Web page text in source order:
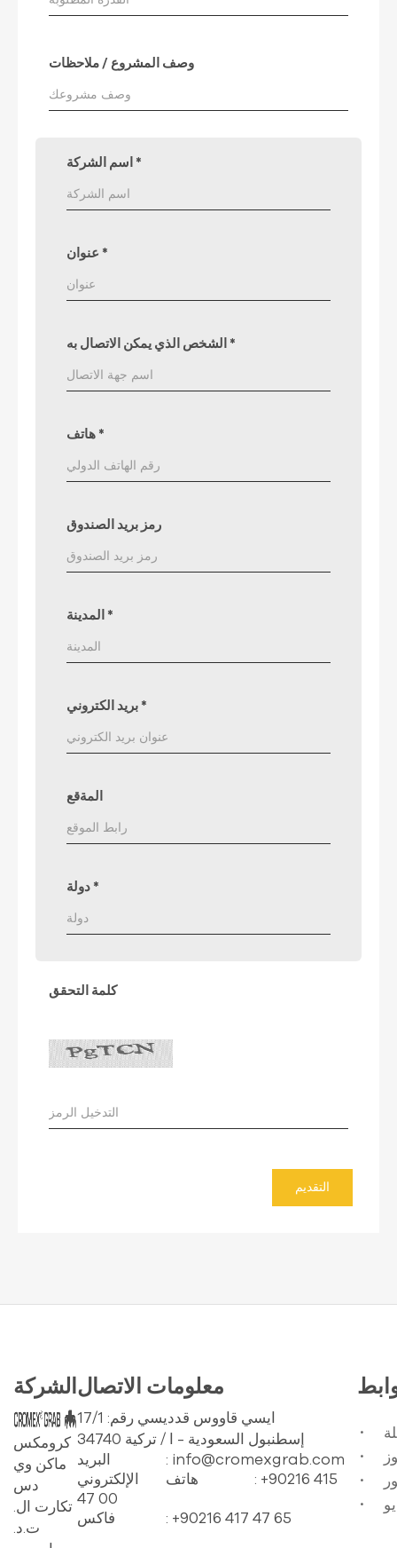
وصف المشروع / ملاحظات
*
*
*
هاتف *
رمز بريد الصندوق
*
بريد الكتروني *
المةقع
دولة *
كلمة التحقق
التقديم
الشركة
كرومكس
ماكن وي
دس
تكارت ال.
ت.د.
معلومات الاتصال
ايسي قاووس قدديسي رقم: 17/1
34740 إسطنبول السعودية - ا / تركية
البريد
الإلكتروني
: info@cromexgrab.com
هاتف
: +90216 415
47 00
فاكس
: +90216 417 47 65